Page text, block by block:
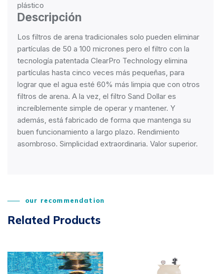
plástico
Descripción
Los filtros de arena tradicionales solo pueden eliminar
partículas de 50 a 100 micrones pero el filtro con la
tecnología patentada ClearPro Technology elimina
partículas hasta cinco veces más pequeñas, para
lograr que el agua esté 60% más limpia que con otros
filtros de arena. A la vez, el filtro Sand Dollar es
increíblemente simple de operar y mantener. Y
además, está fabricado de forma que mantenga su
buen funcionamiento a largo plazo. Rendimiento
asombroso. Simplicidad extraordinaria. Valor superior.
our recommendation
Related Products